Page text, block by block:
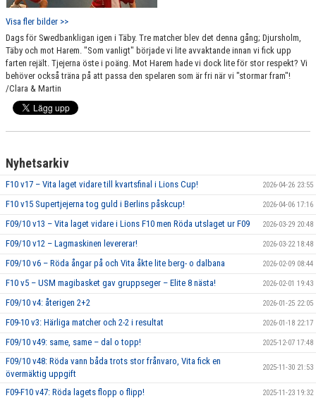
Visa fler bilder >>
Dags för Swedbankligan igen i Täby. Tre matcher blev det denna gång; Djursholm,
Täby och mot Harem. "Som vanligt" började vi lite avvaktande innan vi fick upp
farten rejält. Tjejerna öste i poäng. Mot Harem hade vi dock lite för stor respekt? Vi
behöver också träna på att passa den spelaren som är fri när vi "stormar fram"!
/Clara & Martin
Nyhetsarkiv
F10 v17 – Vita laget vidare till kvartsfinal i Lions Cup! 2026-04-26 23:55
F10 v15 Supertjejerna tog guld i Berlins påskcup! 2026-04-06 17:16
F09/10 v13 – Vita laget vidare i Lions F10 men Röda utslaget ur F09 2026-03-29 20:48
F09/10 v12 – Lagmaskinen levererar! 2026-03-22 18:48
F09/10 v6 – Röda ångar på och Vita åkte lite berg- o dalbana 2026-02-09 08:44
F10 v5 – USM magibasket gav gruppseger – Elite 8 nästa! 2026-02-01 19:43
F09/10 v4: återigen 2+2 2026-01-25 22:05
F09-10 v3: Härliga matcher och 2-2 i resultat 2026-01-18 22:17
F09/10 v49: same, same – dal o topp! 2025-12-07 17:48
F09/10 v48: Röda vann båda trots stor frånvaro, Vita fick en
övermäktig uppgift
2025-11-30 21:53
F09-F10 v47: Röda lagets flopp o flipp! 2025-11-23 19:32